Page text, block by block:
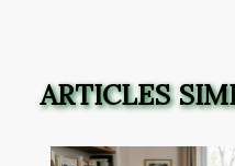
ARTICLES